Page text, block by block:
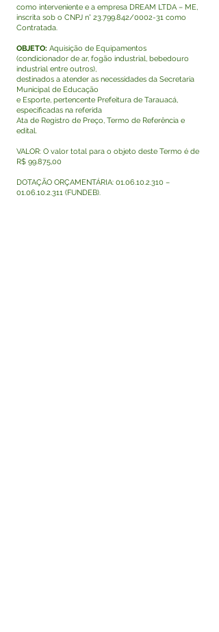
como interveniente e a empresa DREAM LTDA – ME,
inscrita sob o CNPJ n° 23.799.842/0002-31 como
Contratada.
OBJETO: Aquisição de Equipamentos
(condicionador de ar, fogão industrial, bebedouro
industrial entre outros),
destinados a atender as necessidades da Secretaria
Municipal de Educação
e Esporte, pertencente Prefeitura de Tarauacá,
especificadas na referida
Ata de Registro de Preço, Termo de Referência e
edital.
VALOR: O valor total para o objeto deste Termo é de
R$ 99.875,00
DOTAÇÃO ORÇAMENTÁRIA: 01.06.10.2.310 –
01.06.10.2.311 (FUNDEB).